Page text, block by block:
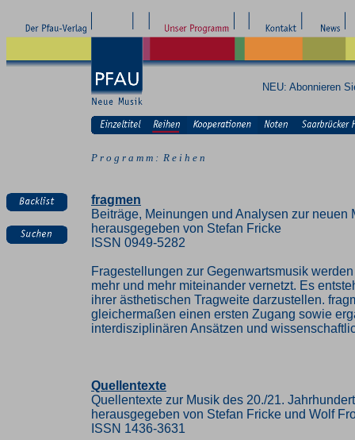
NEU: Abonnieren
P r o g r a m m : R e i h e n
fragmen
Beiträge, Meinungen und Analysen zur neuen
herausgegeben von Stefan Fricke
ISSN 0949-5282
Fragestellungen zur Gegenwartsmusik
mehr und mehr miteinander vernetzt. Es
ihrer ästhetischen Tragweite darzustellen.
gleichermaßen einen ersten Zugang sowie
interdisziplinären Ansätzen und
Quellentexte
Quellentexte zur Musik des 20./21.
herausgegeben von Stefan Fricke und Wolf
ISSN 1436-3631